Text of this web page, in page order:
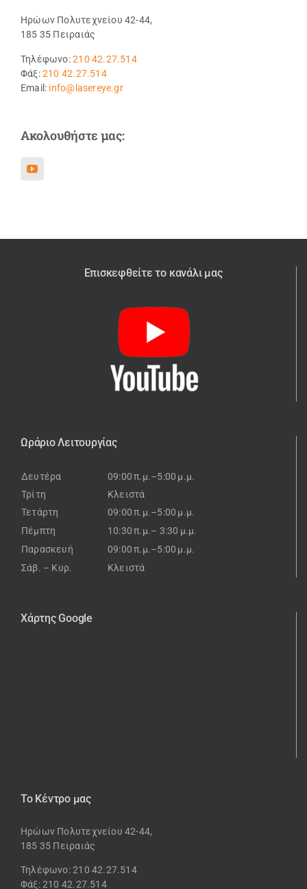
Ηρώων Πολυτεχνείου 42-44,
185 35 Πειραιάς
Τηλέφωνο:210 42.27.514
Φάξ:210 42.27.514
Email: info@lasereye.gr
Ακολουθήστε μας:
Επισκεφθείτε το κανάλι μας
Ωράριο Λειτουργίας
Δευτέρα
09:00 π.μ.–5:00 μ.μ.
Τρίτη
Κλειστά
Τετάρτη
09:00 π.μ.–5:00 μ.μ.
Πέμπτη
10:30 π.μ.– 3:30 μ.μ.
Παρασκευή
09:00 π.μ.–5:00 μ.μ.
Σάβ. – Κυρ.
Κλειστά
Χάρτης Google
Το Κέντρο μας
Ηρώων Πολυτεχνείου 42-44,
185 35 Πειραιάς
Τηλέφωνο: 210 42.27.514
Φάξ: 210 42.27.514